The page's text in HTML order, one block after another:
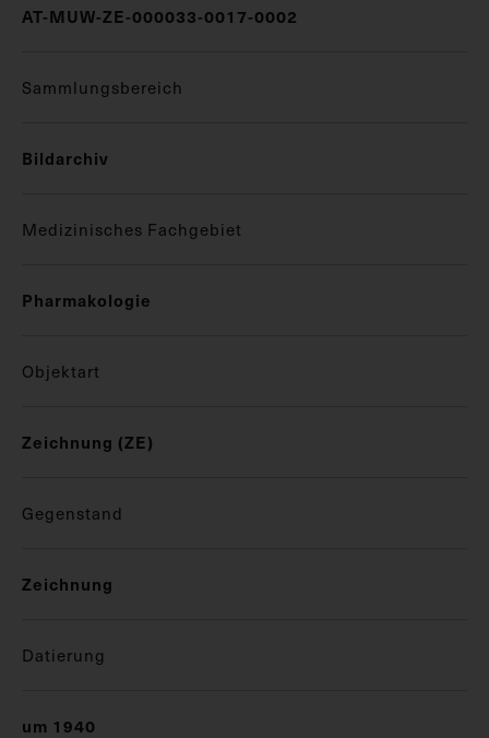
AT-MUW-ZE-000033-0017-0002
Sammlungsbereich
Bildarchiv
Medizinisches Fachgebiet
Pharmakologie
Objektart
Zeichnung (ZE)
Gegenstand
Zeichnung
Datierung
um 1940